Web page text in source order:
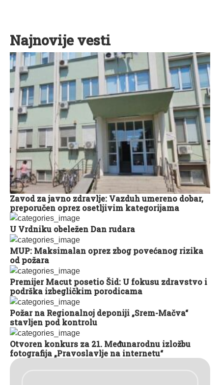
Najnovije vesti
Zavod za javno zdravlje: Vazduh umereno dobar,
preporučen oprez osetljivim kategorijama
U Vrdniku obeležen Dan rudara
MUP: Maksimalan oprez zbog povećanog rizika
od požara
Premijer Macut posetio Šid: U fokusu zdravstvo i
podrška izbegličkim porodicama
Požar na Regionalnoj deponiji „Srem-Mačva“
stavljen pod kontrolu
Otvoren konkurs za 21. Međunarodnu izložbu
fotografija „Pravoslavlje na internetu“